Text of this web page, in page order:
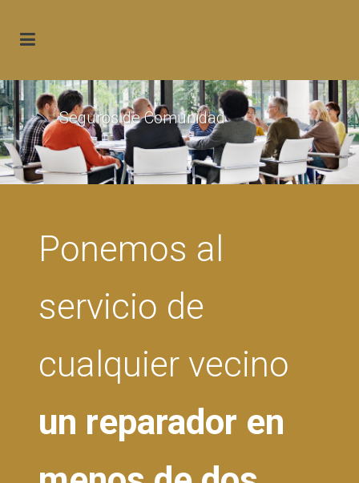
Seguros de Comunidad
Ponemos al
servicio de
cualquier vecino
un reparador en